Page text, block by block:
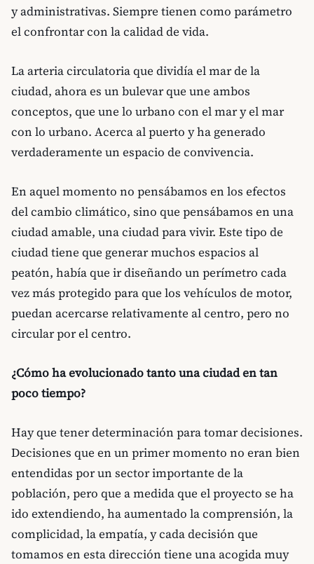
y administrativas. Siempre tienen como parámetro
el confrontar con la calidad de vida.
La arteria circulatoria que dividía el mar de la
ciudad, ahora es un bulevar que une ambos
conceptos, que une lo urbano con el mar y el mar
con lo urbano. Acerca al puerto y ha generado
verdaderamente un espacio de convivencia.
En aquel momento no pensábamos en los efectos
del cambio climático, sino que pensábamos en una
ciudad amable, una ciudad para vivir. Este tipo de
ciudad tiene que generar muchos espacios al
peatón, había que ir diseñando un perímetro cada
vez más protegido para que los vehículos de motor,
puedan acercarse relativamente al centro, pero no
circular por el centro.
¿Cómo ha evolucionado tanto una ciudad en tan
poco tiempo?
Hay que tener determinación para tomar decisiones.
Decisiones que en un primer momento no eran bien
entendidas por un sector importante de la
población, pero que a medida que el proyecto se ha
ido extendiendo, ha aumentado la comprensión, la
complicidad, la empatía, y cada decisión que
tomamos en esta dirección tiene una acogida muy